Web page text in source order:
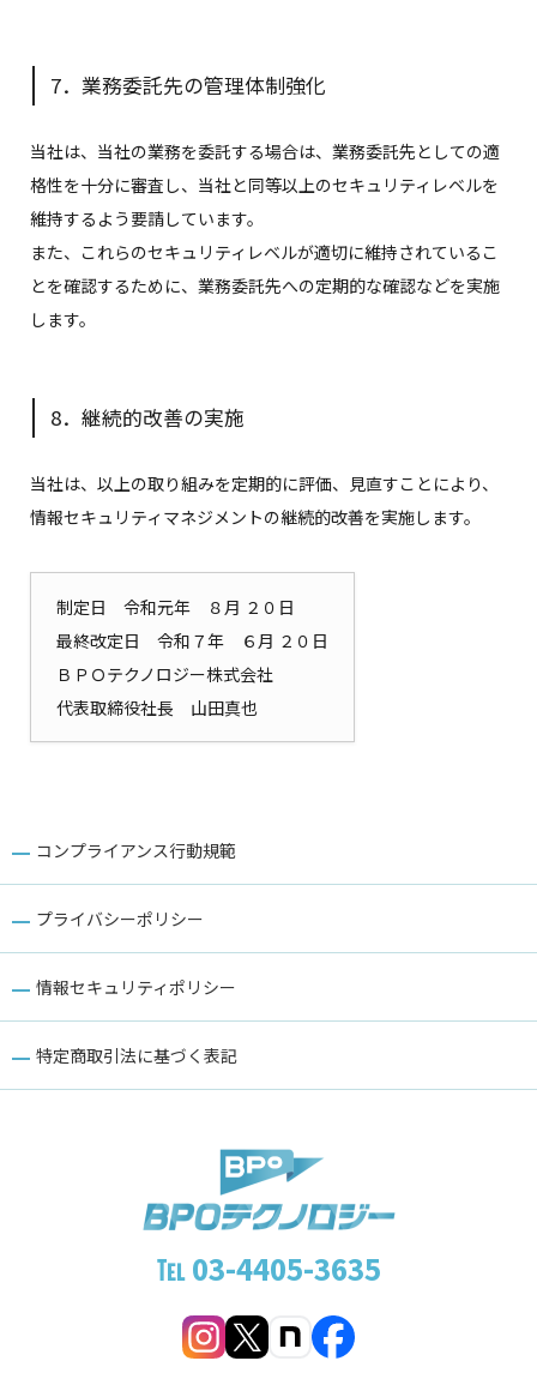
7．業務委託先の管理体制強化
当社は、当社の業務を委託する場合は、業務委託先としての適
格性を十分に審査し、当社と同等以上のセキュリティレベルを
維持するよう要請しています。
また、これらのセキュリティレベルが適切に維持されているこ
とを確認するために、業務委託先への定期的な確認などを実施
します。
8．継続的改善の実施
当社は、以上の取り組みを定期的に評価、見直すことにより、
情報セキュリティマネジメントの継続的改善を実施します。
制定日 令和元年 ８月 ２０日
最終改定日 令和７年 ６月 ２０日
ＢＰＯテクノロジー株式会社
代表取締役社長 山田真也
コンプライアンス行動規範
プライバシーポリシー
情報セキュリティポリシー
特定商取引法に基づく表記
℡03-4405-3635